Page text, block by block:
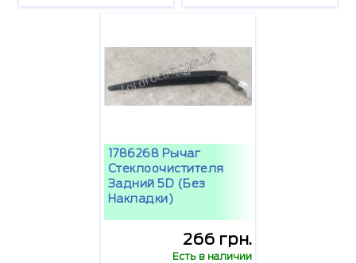
1786268 Рычаг
Стеклоочистителя
Задний 5D (без
Накладки)
266 грн.
Есть в наличии